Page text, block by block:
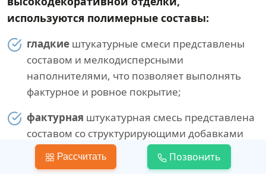
используются полимерные составы:
гладкие штукатурные смеси представлены
составом и мелкодисперсными
наполнителями, что позволяет выполнять
фактурное и ровное покрытие;
фактурная штукатурная смесь представлена
составом со структурирующими добавками
в виде натурального или синтетического
волокна;
Рассчитать Позвонить